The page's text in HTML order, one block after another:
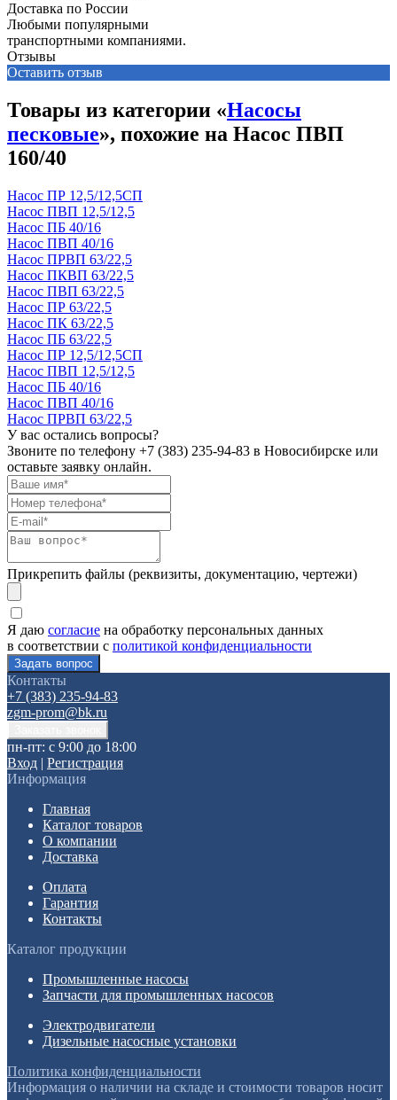
Доставка по России
Любыми популярными
транспортными компаниями.
Отзывы
Оставить отзыв
Товары из категории «Насосы
песковые», похожие на Насос ПВП
160/40
Насос ПР 12,5/12,5СП
Насос ПВП 12,5/12,5
Насос ПБ 40/16
Насос ПВП 40/16
Насос ПРВП 63/22,5
Насос ПКВП 63/22,5
Насос ПВП 63/22,5
Насос ПР 63/22,5
Насос ПК 63/22,5
Насос ПБ 63/22,5
Насос ПР 12,5/12,5СП
Насос ПВП 12,5/12,5
Насос ПБ 40/16
Насос ПВП 40/16
Насос ПРВП 63/22,5
У вас остались вопросы?
Звоните по телефону +7 (383) 235-94-83 в Новосибирске или
оставьте заявку онлайн.
Прикрепить файлы (реквизиты, документацию, чертежи)
Я даю согласие на обработку персональных данных
в соответствии с политикой конфиденциальности
Контакты
+7 (383) 235-94-83
zgm-prom@bk.ru
пн-пт: с 9:00 до 18:00
Вход | Регистрация
Информация
Главная
Каталог товаров
О компании
Доставка
Оплата
Гарантия
Контакты
Каталог продукции
Промышленные насосы
Запчасти для промышленных насосов
Электродвигатели
Дизельные насосные установки
Политика конфиденциальности
Информация о наличии на складе и стоимости товаров носит